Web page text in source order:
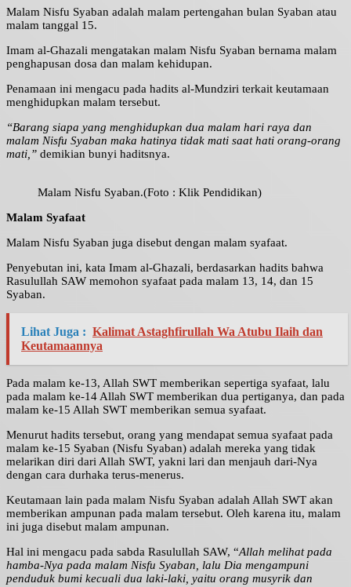
Malam Nisfu Syaban adalah malam pertengahan bulan Syaban atau
malam tanggal 15.
Imam al-Ghazali mengatakan malam Nisfu Syaban bernama malam
penghapusan dosa dan malam kehidupan.
Penamaan ini mengacu pada hadits al-Mundziri terkait keutamaan
menghidupkan malam tersebut.
“Barang siapa yang menghidupkan dua malam hari raya dan
malam Nisfu Syaban maka hatinya tidak mati saat hati orang-orang
mati,” demikian bunyi haditsnya.
Malam Nisfu Syaban.(Foto : Klik Pendidikan)
Malam Syafaat
Malam Nisfu Syaban juga disebut dengan malam syafaat.
Penyebutan ini, kata Imam al-Ghazali, berdasarkan hadits bahwa
Rasulullah SAW memohon syafaat pada malam 13, 14, dan 15
Syaban.
Lihat Juga : Kalimat Astaghfirullah Wa Atubu Ilaih dan
Keutamaannya
Pada malam ke-13, Allah SWT memberikan sepertiga syafaat, lalu
pada malam ke-14 Allah SWT memberikan dua pertiganya, dan pada
malam ke-15 Allah SWT memberikan semua syafaat.
Menurut hadits tersebut, orang yang mendapat semua syafaat pada
malam ke-15 Syaban (Nisfu Syaban) adalah mereka yang tidak
melarikan diri dari Allah SWT, yakni lari dan menjauh dari-Nya
dengan cara durhaka terus-menerus.
Keutamaan lain pada malam Nisfu Syaban adalah Allah SWT akan
memberikan ampunan pada malam tersebut. Oleh karena itu, malam
ini juga disebut malam ampunan.
Hal ini mengacu pada sabda Rasulullah SAW, “Allah melihat pada
hamba-Nya pada malam Nisfu Syaban, lalu Dia mengampuni
penduduk bumi kecuali dua laki-laki, yaitu orang musyrik dan